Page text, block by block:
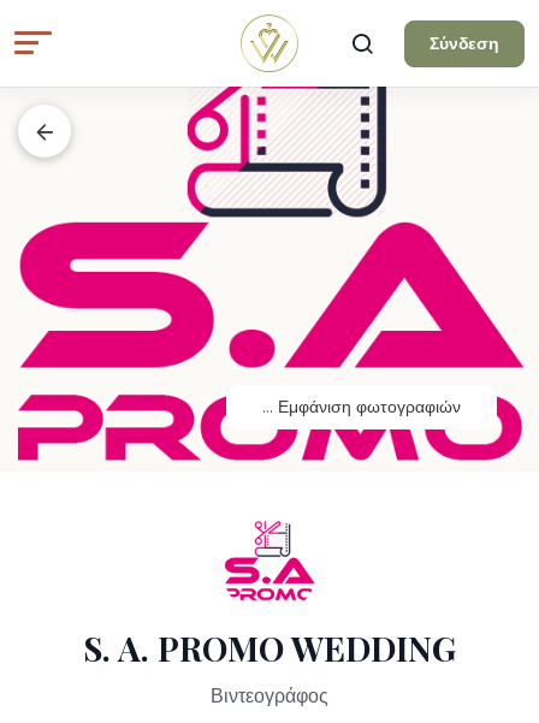
Σύνδεση
... Εμφάνιση φωτογραφιών
S. A. PROMO WEDDING
Βιντεογράφος